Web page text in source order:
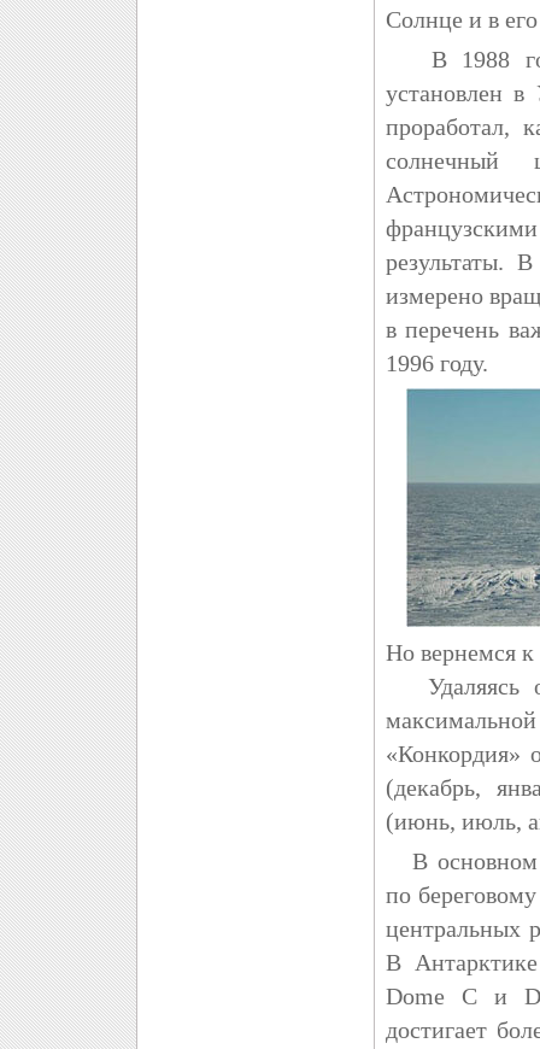
Солнце и в
В 1988
установлен
проработал,
результаты.
измерено
в перечень
1996 году.
Но вернемся к
Удаляясь
«Конкордия»
(декабрь,
(июнь, июль,
В основном
по
центральных
В
Dome C и
достигает